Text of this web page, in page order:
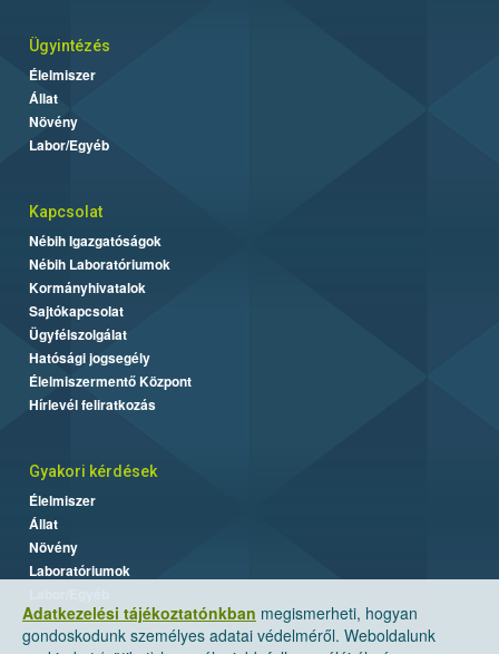
Adatkezelési tájékoztatónkban megismerheti, hogyan
gondoskodunk személyes adatai védelméről. Weboldalunk
Ügyintézés
Élelmiszer
Állat
Növény
Labor/Egyéb
Kapcsolat
Nébih Igazgatóságok
Nébih Laboratóriumok
Kormányhivatalok
Sajtókapcsolat
Ügyfélszolgálat
Hatósági jogsegély
Élelmiszermentő Központ
Hírlevél feliratkozás
Gyakori kérdések
Élelmiszer
Állat
Növény
Laboratóriumok